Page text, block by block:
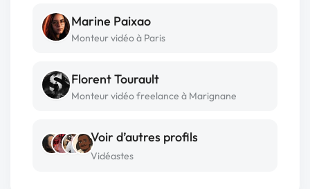
Marine Paixao
Monteur vidéo à Paris
Florent Tourault
Monteur vidéo freelance à Marignane
Voir d’autres profils
Vidéastes